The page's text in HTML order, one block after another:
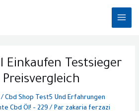
Einkaufen Testsieger
/Cbd Shop Test5 Und Erfahrungen
Cbd Öl! - 229 / Par zakaria ferzazi